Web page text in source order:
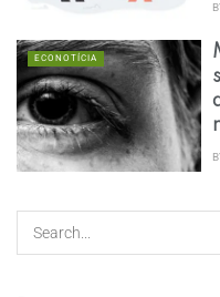
ECONOTÍCIA